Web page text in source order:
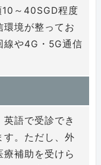
～40SGD程度
環境が整ってお
線や4G・5G通信
語で受診でき
す。ただし、外
補助を受けら